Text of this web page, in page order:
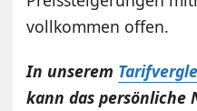
vollkommen offen.
In unserem
kann das persönliche